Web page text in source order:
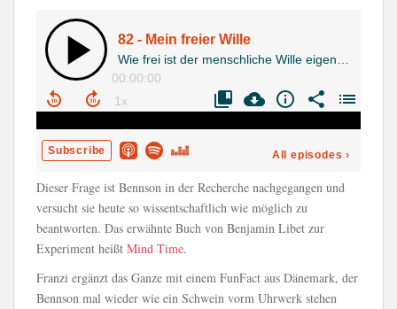
Dieser Frage ist Bennson in der Recherche nachgegangen und
versucht sie heute so wissentschaftlich wie möglich zu
beantworten. Das erwähnte Buch von Benjamin Libet zur
Experiment heißt Mind Time.
Franzi ergänzt das Ganze mit einem FunFact aus Dänemark, der
Bennson mal wieder wie ein Schwein vorm Uhrwerk stehen